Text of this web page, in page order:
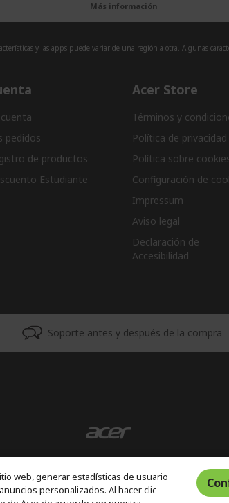
Más información
y las apps puede variar de una región a otra. Algunas
pedidos
de productos
Estudiante
Acer Store
Términos y
Política de privacidad
Política sobre
Configuración de
Impressum
Aviso legal
Declaración de
Accesibilidad
Soporte antes y después de la compra
web, generar estadísticas de usuario
personalizados. Al hacer clic